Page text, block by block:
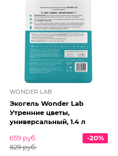
WONDER LAB
Экогель Wonder Lab
Утренние цветы,
универсальный, 1.4 л
659 руб.
829 руб.
-20%